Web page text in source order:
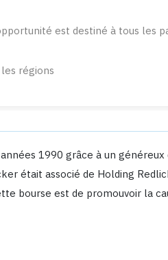
est destiné à tous les
régions
1990 grâce à un
était associé de Holding
bourse est de promouvoir la